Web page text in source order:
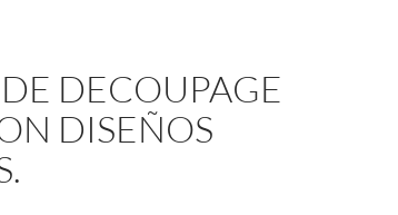
DECOUPAGE
DISEÑOS
.